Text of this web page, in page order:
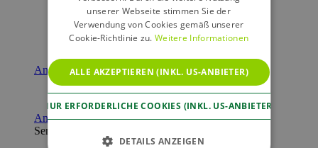
Deutschland
Südtirol
Schweiz
Angebote
Last Minute
Anfrage/Buchung
Service
unserer Webseite stimmen Sie der
Verwendung von Cookies gemäß unserer
Cookie-Richtlinie zu.Weitere Informationen
ALLE AKZEPTIEREN (INKL. US-ANBIETER)
NUR ERFORDERLICHE COOKIES (INKL. US-ANBIETER)
DETAILS ANZEIGEN